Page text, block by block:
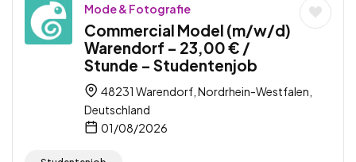
Mode & Fotografie
Commercial Model (m/w/d)
Warendorf – 23,00 € /
Stunde – Studentenjob
48231 Warendorf, Nordrhein-Westfalen,
Deutschland
01/08/2026